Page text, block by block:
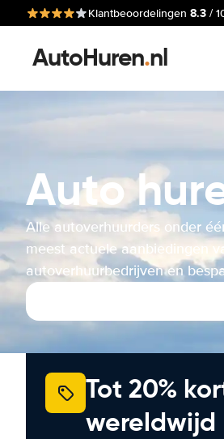
Klantbeoordelingen 8.3 /
AutoHuren.nl
Auto
Alle autoverhuurders onder
meest actuele aanbiedingen
autoverhuurbedrijven en
Tot 20%
wereldwijd